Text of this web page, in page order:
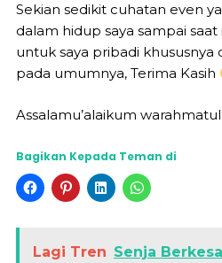
Sekian sedikit cuhatan even
dalam hidup saya sampai
untuk saya pribadi khususnya
pada umumnya, Terima Kasih
Assalamu’alaikum
Bagikan Kepada Teman di
Lagi Tren Senja